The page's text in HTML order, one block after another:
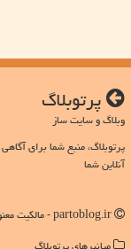
پرتوبلاگ
وبلاگ و سایت ساز
پرتوبلاگ، منبع شما برای
آنلاین شما